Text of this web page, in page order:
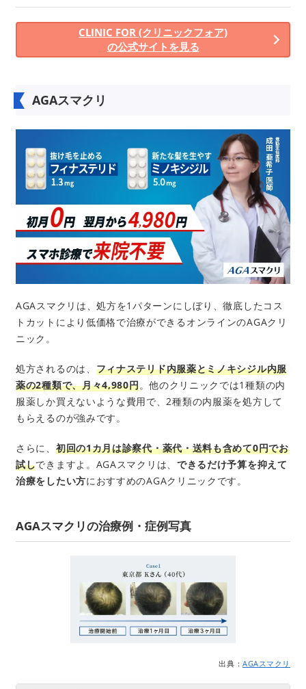
CLINIC FOR (クリニックフォア)
の公式サイトを見る
AGAスマクリ
AGAスマクリは、処方を1パターンにしぼり、徹底したコス
トカットにより低価格で治療ができるオンラインのAGAクリ
ニック。
処方されるのは、 フィナステリド内服薬とミノキシジル内服
薬の2種類で、月々4,980円。他のクリニックでは1種類の内
服薬しか買えないような費用で、2種類の内服薬を処方して
もらえるのが強みです。
さらに、 初回の1カ月は診察代・薬代・送料も含めて0円でお
試しできますよ。AGAスマクリは、 できるだけ予算を抑えて
治療をしたい方におすすめのAGAクリニックです。
AGAスマクリの治療例・症例写真
出典：AGAスマクリ